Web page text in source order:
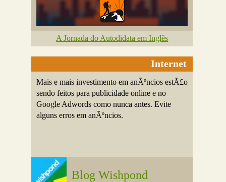
A Jornada do Autodidata em Inglês
Internet
Mais e mais investimento em anÃºncios estÃ£o
sendo feitos para publicidade online e no
Google Adwords como nunca antes. Evite
alguns erros em anÃºncios.
Blog Wishpond